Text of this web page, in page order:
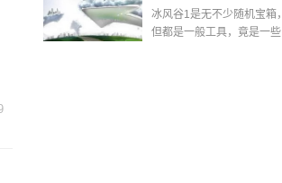
攻略也行2018-08-10
冰风谷1是无不少随机宝箱，
但都是一般工具，竟是一些